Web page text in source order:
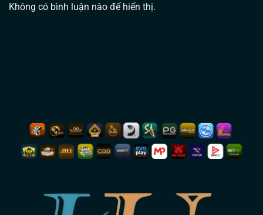
Không có bình luận nào để hiển thị.